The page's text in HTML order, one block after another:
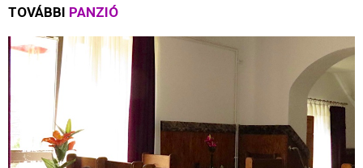
TOVÁBBI PANZIÓ